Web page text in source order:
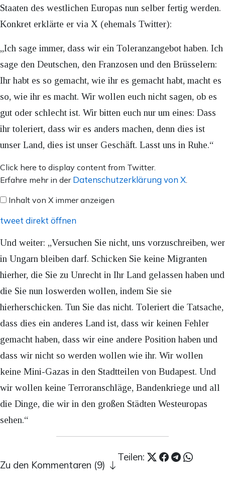
Staaten des westlichen Europas nun selber fertig werden.
Konkret erklärte er via X (ehemals Twitter):
„Ich sage immer, dass wir ein Toleranzangebot haben. Ich
sage den Deutschen, den Franzosen und den Brüsselern:
Ihr habt es so gemacht, wie ihr es gemacht habt, macht es
so, wie ihr es macht. Wir wollen euch nicht sagen, ob es
gut oder schlecht ist. Wir bitten euch nur um eines: Dass
ihr toleriert, dass wir es anders machen, denn dies ist
unser Land, dies ist unser Geschäft. Lasst uns in Ruhe.“
Inhalt
von
anzeigen
Click here to display content from Twitter.
Erfahre mehr in der Datenschutzerklärung von X.
Inhalt von X immer anzeigen
tweet direkt öffnen
Und weiter: „Versuchen Sie nicht, uns vorzuschreiben, wer
in Ungarn bleiben darf. Schicken Sie keine Migranten
hierher, die Sie zu Unrecht in Ihr Land gelassen haben und
die Sie nun loswerden wollen, indem Sie sie
hierherschicken. Tun Sie das nicht. Toleriert die Tatsache,
dass dies ein anderes Land ist, dass wir keinen Fehler
gemacht haben, dass wir eine andere Position haben und
dass wir nicht so werden wollen wie ihr. Wir wollen
keine Mini-Gazas in den Stadtteilen von Budapest. Und
wir wollen keine Terroranschläge, Bandenkriege und all
die Dinge, die wir in den großen Städten Westeuropas
sehen.“
Teilen:
Zu den Kommentaren (9)